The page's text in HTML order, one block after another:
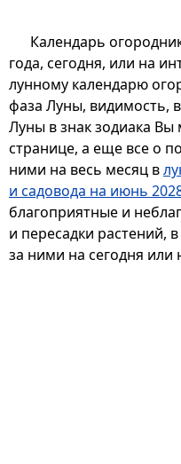
Календарь
года, сегодня, или на
лунному календарю
фаза Луны, видимость,
Луны в знак зодиака
странице, а еще все о
ними на весь месяц в
и садовода на июнь
благоприятные и
и пересадки растений,
за ними на сегодня или